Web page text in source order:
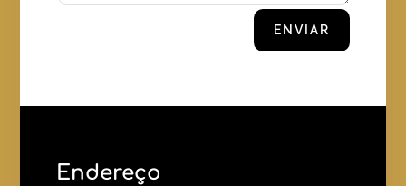
ENVIAR
Endereço